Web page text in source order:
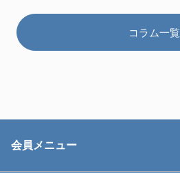
コラム一覧
会員メニュー